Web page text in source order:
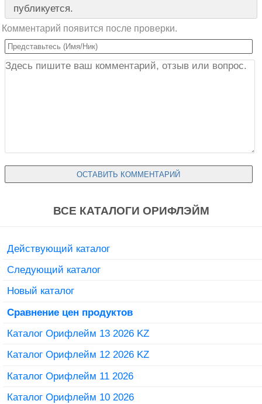
публикуется.
Комментарий появится после проверки.
ВСЕ КАТАЛОГИ ОРИФЛЭЙМ
Действующий каталог
Следующий каталог
Новый каталог
Сравнение цен продуктов
Каталог Орифлейм 13 2026 KZ
Каталог Орифлейм 12 2026 KZ
Каталог Орифлейм 11 2026
Каталог Орифлейм 10 2026